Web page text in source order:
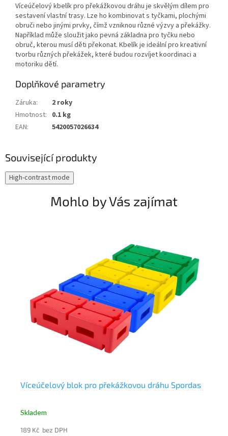
Víceúčelový kbelík pro překážkovou dráhu je skvělým dílem pro
sestavení vlastní trasy. Lze ho kombinovat s tyčkami, plochými
obruči nebo jinými prvky, čímž vzniknou různé výzvy a překážky.
Například může sloužit jako pevná základna pro tyčku nebo
obruč, kterou musí děti překonat. Kbelík je ideální pro kreativní
tvorbu různých překážek, které budou rozvíjet koordinaci a
motoriku dětí.
Doplňkové parametry
Záruka:
2 roky
Hmotnost: 0.1 kg
EAN: 5420057026634
Související produkty
High-contrast mode
Mohlo by Vás zajímat
Víceúčelový blok pro překážkovou dráhu Spordas
Skladem
189 Kč bez DPH